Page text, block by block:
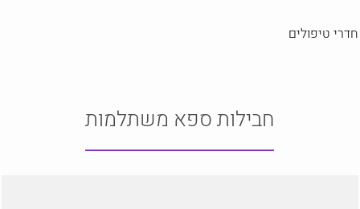
חדרי טיפולים
בריכה חיצונית (בעונה)
חבילות ספא משתלמות